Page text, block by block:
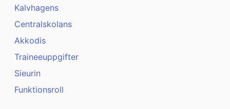
Kalvhagens
Centralskolans
Akkodis
Traineeuppgifter
Sieurin
Funktionsroll